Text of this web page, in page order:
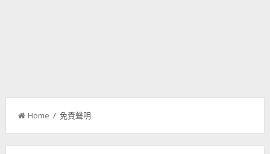
Home / 免責聲明